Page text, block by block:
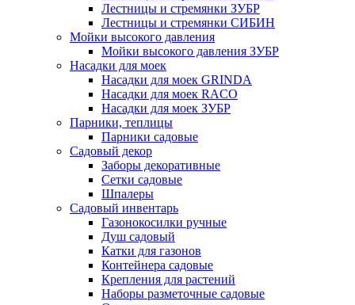
Лестницы и стремянки ЗУБР
Лестницы и стремянки СИБИН
Мойки высокого давления
Мойки высокого давления ЗУБР
Насадки для моек
Насадки для моек GRINDA
Насадки для моек RACO
Насадки для моек ЗУБР
Парники, теплицы
Парники садовые
Садовый декор
Заборы декоративные
Сетки садовые
Шпалеры
Садовый инвентарь
Газонокосилки ручные
Душ садовый
Катки для газонов
Контейнера садовые
Крепления для растений
Наборы разметочные садовые